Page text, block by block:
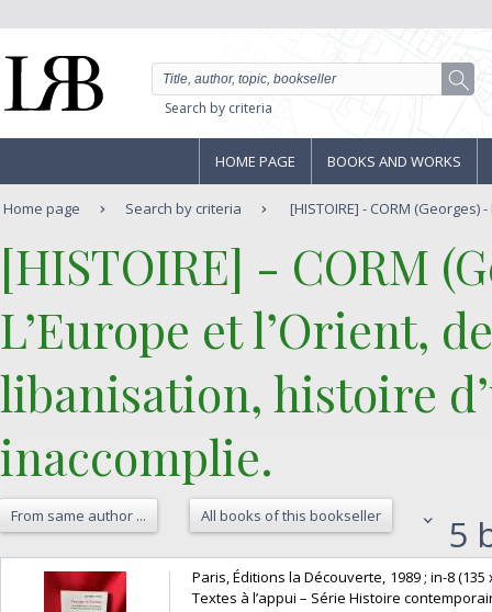
Search by criteria
HOME PAGE BOOKS AND WORKS
Home page Search by criteria [HISTOIRE] - CORM (Georges) -
‎[HISTOIRE] - CORM
‎L’Europe et l’Orient,
libanisation, histoire
inaccomplie. ‎
From same author ... All books of this bookseller 5
‎Paris, Éditions la Découverte, 1989 ; in-8
Textes à l’appui – Série Histoire